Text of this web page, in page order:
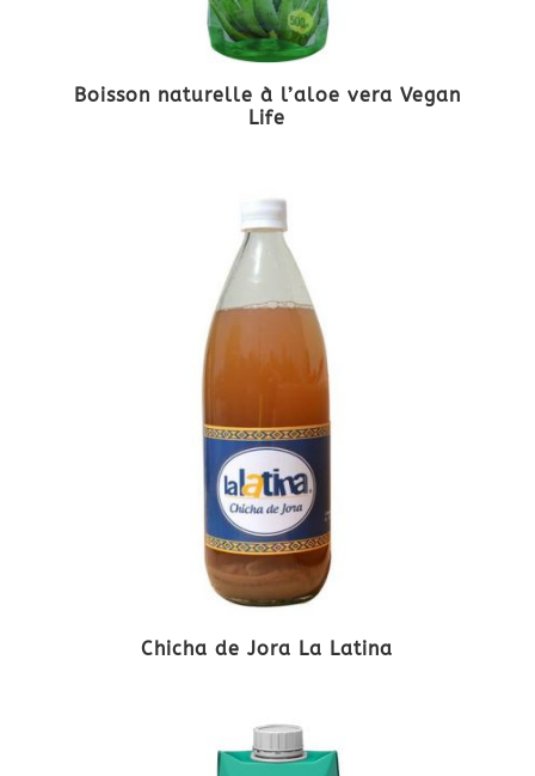
Boisson naturelle à l’aloe vera Vegan
Life
Chicha de Jora La Latina